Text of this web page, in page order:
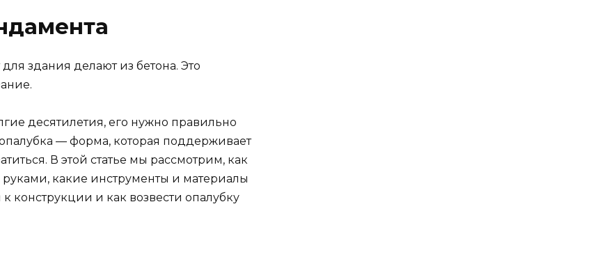
здания делают из бетона. Это
десятилетия, его нужно правильно
— форма, которая поддерживает
В этой статье мы рассмотрим, как
какие инструменты и материалы
конструкции и как возвести опалубку